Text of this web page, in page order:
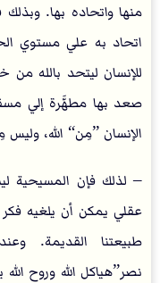
منها واتحاده بها.
اتحاد به علي مستوي
للإنسان ليتحد بالله من
صعد بها مطهَّرة إلي
الإنسان ”مِن“ الله،
– لذلك فإن المسيحية
عقلي يمكن أن يلغيه
طبيعتنا القديمة.
نصر”هياكل الله وروح